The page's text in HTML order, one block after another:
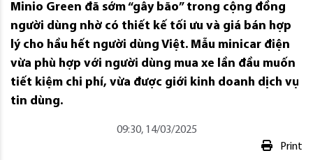
Minio Green đã sớm “gây bão” trong cộng đồng
người dùng nhờ có thiết kế tối ưu và giá bán hợp
lý cho hầu hết người dùng Việt. Mẫu minicar điện
vừa phù hợp với người dùng mua xe lần đầu muốn
tiết kiệm chi phí, vừa được giới kinh doanh dịch vụ
tin dùng.
09:30, 14/03/2025
Print